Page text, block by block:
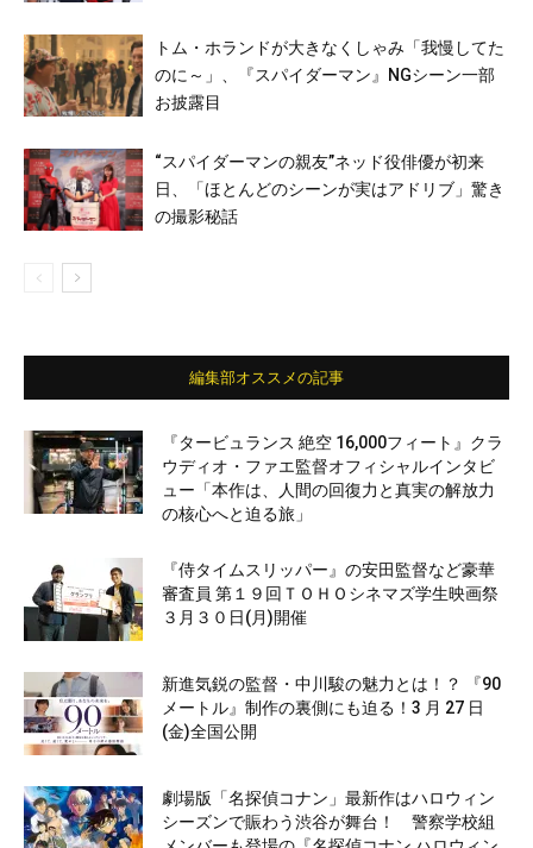
トム・ホランドが大きなくしゃみ「我慢してた
のに～」、『スパイダーマン』NGシーン一部
お披露目
“スパイダーマンの親友”ネッド役俳優が初来
日、「ほとんどのシーンが実はアドリブ」驚き
の撮影秘話
編集部オススメの記事
『タービュランス 絶空 16,000フィート』クラ
ウディオ・ファエ監督オフィシャルインタビ
ュー「本作は、人間の回復力と真実の解放力
の核心へと迫る旅」
『侍タイムスリッパー』の安田監督など豪華
審査員 第１９回ＴＯＨＯシネマズ学生映画祭
３月３０日(月)開催
新進気鋭の監督・中川駿の魅力とは！？ 『90
メートル』制作の裏側にも迫る！3 月 27 日
(金)全国公開
劇場版「名探偵コナン」最新作はハロウィン
シーズンで賑わう渋谷が舞台！ 警察学校組